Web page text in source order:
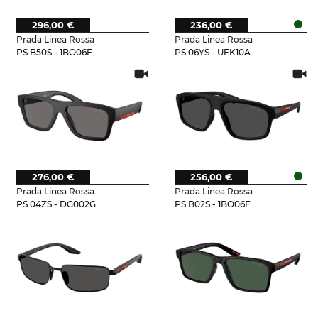
Prada Linea Rossa
PS B50S - 1BO06F
296,00 €
Prada Linea Rossa
PS 06YS - UFK10A
236,00 €
Prada Linea Rossa
PS 04ZS - DG002G
276,00 €
Prada Linea Rossa
PS B02S - 1BO06F
256,00 €